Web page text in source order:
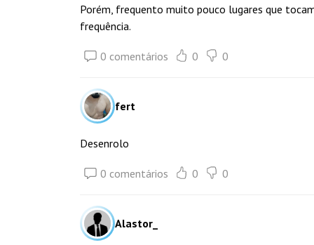
Porém, frequento muito pouco lugares que
frequência.
0 comentários 0 0
fert
Desenrolo
0 comentários 0 0
Alastor_